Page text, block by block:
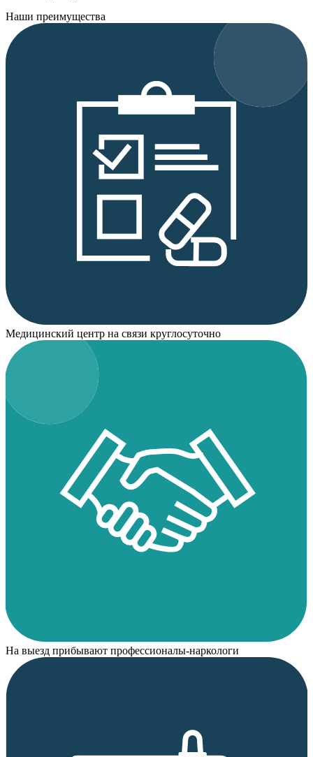
Наши преимущества
Медицинский центр на связи круглосуточно
На выезд прибывают профессионалы-наркологи